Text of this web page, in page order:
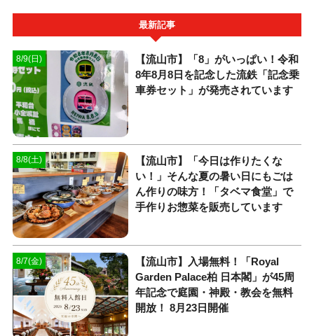
最新記事
8/9(日)
【流山市】「8」がいっぱい！令和
8年8月8日を記念した流鉄「記念乗
車券セット」が発売されています
8/8(土)
【流山市】「今日は作りたくな
い！」そんな夏の暑い日にもごは
ん作りの味方！「タベマ食堂」で
手作りお惣菜を販売しています
8/7(金)
【流山市】入場無料！「Royal
Garden Palace柏 日本閣」が45周
年記念で庭園・神殿・教会を無料
開放！ 8月23日開催